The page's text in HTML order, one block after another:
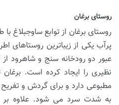
روستای برغان
روستای برغان از توابع ساوجبلاغ
پرآب یکی از زیباترین روستاهای
عبور دو رودخانه سنج و شاهرود
نظیری را ایجاد کرده است.
مطبوعی دارد و برای گردش و
به شدت سرد می شود. علاوه بر